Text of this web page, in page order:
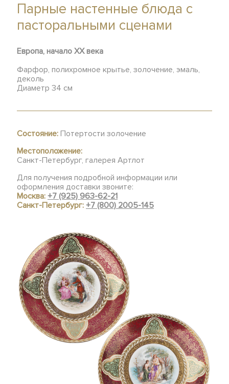
Парные настенные блюда с
пасторальными сценами
Европа, начало ХХ века
Фарфор, полихромное крытье, золочение, эмаль,
деколь
Диаметр 34 см
Состояние: Потертости золочение
Местоположение:
Санкт-Петербург, галерея Артлот
Для получения подробной информации или
оформления доставки звоните:
Москва:+7 (925) 963-62-21
Санкт-Петербург:+7 (800) 2005-145